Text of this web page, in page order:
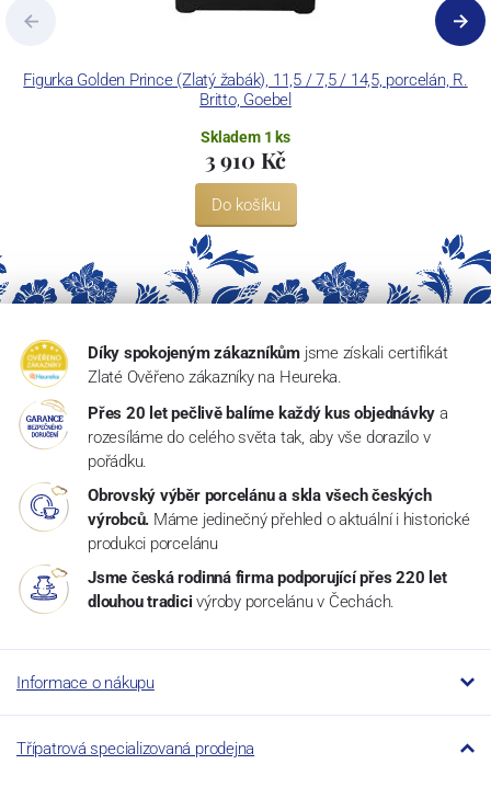
Figurka Golden Prince (Zlatý žabák), 11,5 / 7,5 / 14,5, porcelán, R.
Britto, Goebel
Skladem 1 ks
3 910 Kč
Do košíku
Díky spokojeným zákazníkům jsme získali certifikát
Zlaté Ověřeno zákazníky na Heureka.
Přes 20 let pečlivě balíme každý kus objednávky a
rozesíláme do celého světa tak, aby vše dorazilo v
pořádku.
Obrovský výběr porcelánu a skla všech českých
výrobců. Máme jedinečný přehled o aktuální i historické
produkci porcelánu
Jsme česká rodinná firma podporující přes 220 let
dlouhou tradici výroby porcelánu v Čechách.
Informace o nákupu
Třípatrová specializovaná prodejna